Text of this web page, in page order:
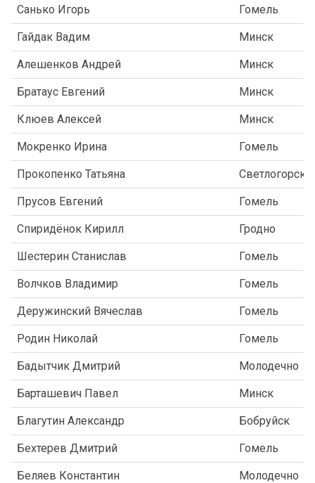
Санько Игорь Гомель
Гайдак Вадим Минск
Алешенков Андрей Минск
Братаус Евгений Минск
Клюев Алексей Минск
Мокренко Ирина Гомель
Прокопенко Татьяна Светлогорск
Прусов Евгений Гомель
Спиридёнок Кирилл Гродно
Шестерин Станислав Гомель
Волчков Владимир Гомель
Деружинский Вячеслав Гомель
Родин Николай Гомель
Бадытчик Дмитрий Молодечно
Барташевич Павел Минск
Благутин Александр Бобруйск
Бехтерев Дмитрий Гомель
Беляев Константин Молодечно